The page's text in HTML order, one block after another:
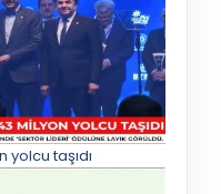
taşıdı